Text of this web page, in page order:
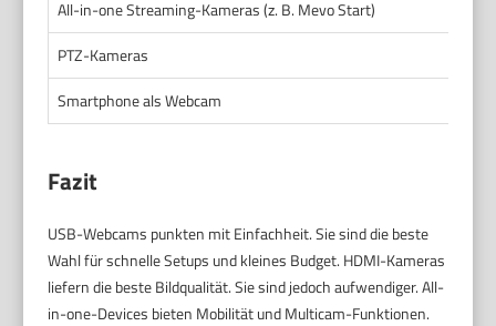
All-in-one Streaming-Kameras (z. B. Mevo Start)
PTZ-Kameras
Smartphone als Webcam
Fazit
USB-Webcams punkten mit Einfachheit. Sie sind die beste
Wahl für schnelle Setups und kleines Budget. HDMI-Kameras
liefern die beste Bildqualität. Sie sind jedoch aufwendiger. All-
in-one-Devices bieten Mobilität und Multicam-Funktionen.